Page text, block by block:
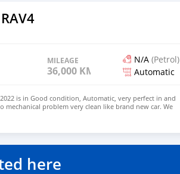
և ցանկանում եք ձեռք բերել, խնդրում ենք
WhatsApp՝ +86 181 0033 3703
MILEAGE
36,000 KM
N/A (Petrol)
Automatic
is in Good condition, Automatic, very perfect in and
mechanical problem very clean like brand new car. We
Right Hand drive steering $8,000 USD WHATSAPP
EMAIL: densmanu@hotmail.com
here